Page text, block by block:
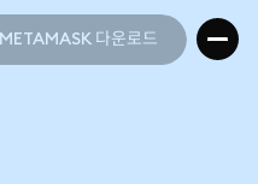
METAMASK 다운로드